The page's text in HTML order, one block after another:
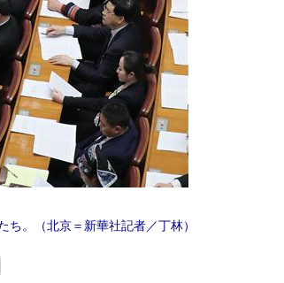
。（北京＝新華社記者／丁林）